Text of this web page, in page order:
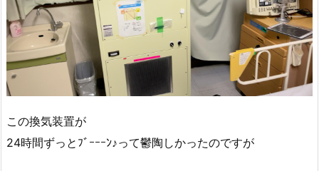
この換気装置が
24時間ずっとﾌﾞｰｰｰﾝ♪って鬱陶しかったのですが